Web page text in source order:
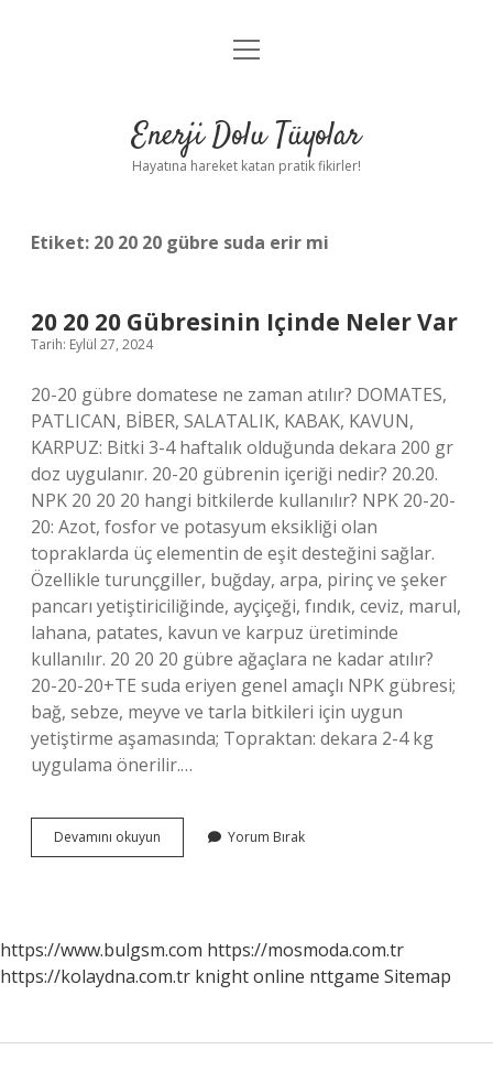
Anasayfa
Yasal Uyarı
menüyü
Enerji Dolu Tüyolar
Hayatına hareket katan pratik fikirler!
Etiket: 20 20 20 gübre suda erir mi
20 20 20 Gübresinin Içinde Neler Var
Tarih: Eylül 27, 2024
20-20 gübre domatese ne zaman atılır? DOMATES,
PATLICAN, BİBER, SALATALIK, KABAK, KAVUN,
KARPUZ: Bitki 3-4 haftalık olduğunda dekara 200 gr
doz uygulanır. 20-20 gübrenin içeriği nedir? 20.20.
NPK 20 20 20 hangi bitkilerde kullanılır? NPK 20-20-
20: Azot, fosfor ve potasyum eksikliği olan
topraklarda üç elementin de eşit desteğini sağlar.
Özellikle turunçgiller, buğday, arpa, pirinç ve şeker
pancarı yetiştiriciliğinde, ayçiçeği, fındık, ceviz, marul,
lahana, patates, kavun ve karpuz üretiminde
kullanılır. 20 20 20 gübre ağaçlara ne kadar atılır?
20-20-20+TE suda eriyen genel amaçlı NPK gübresi;
bağ, sebze, meyve ve tarla bitkileri için uygun
yetiştirme aşamasında; Topraktan: dekara 2-4 kg
uygulama önerilir.…
Devamını okuyun
20
Var
Yorum Bırak
https://www.bulgsm.com https://mosmoda.com.tr
https://kolaydna.com.tr knight online nttgame Sitemap